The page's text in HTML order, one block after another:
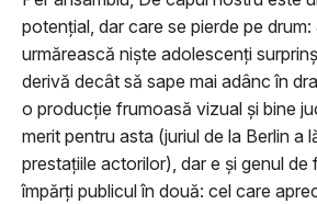
potențial, dar care se pierde pe drum:
urmărească niște adolescenți
derivă decât să sape mai adânc în
o producție frumoasă vizual și bine
merit pentru asta (juriul de la Berlin a
prestațiile actorilor), dar e și genul de
împărți publicul în două: cel care